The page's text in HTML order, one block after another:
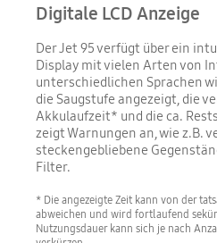
Digitale LCD Anzeige
Der Jet 95 verfügt über ein
Display mit vielen Arten von
unterschiedlichen Sprachen
die Saugstufe angezeigt, die
Akkulaufzeit* und die ca.
zeigt Warnungen an, wie z.B.
steckengebliebene
Filter.
* Die angezeigte Zeit kann von der
abweichen und wird fortlaufend
Nutzungsdauer kann sich je nach